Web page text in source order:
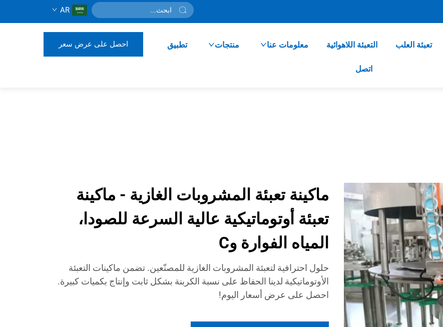
AR
تعبئة العلب التعبئة اللاهوائية معلومات عنا منتجات تطبيق
اتصل
احصل على عرض سعر
ماكينة تعبئة المشروبات الغازية - ماكينة
تعبئة أوتوماتيكية عالية السرعة للصودا،
المياه الفوارة وC
حلول احترافية لتعبئة المشروبات الغازية للمصنّعين. تضمن ماكينات التعبئة
الأوتوماتيكية لدينا الحفاظ على نسبة الكربنة بشكل ثابت وإنتاج بكميات كبيرة.
احصل على عرض أسعار اليوم!